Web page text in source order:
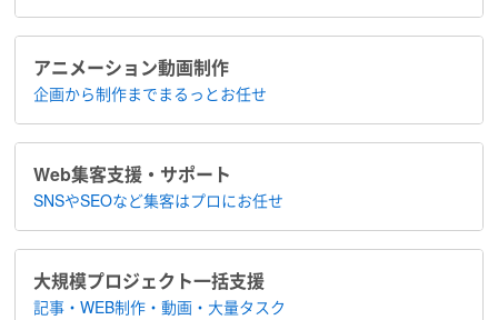
アニメーション​動画制作
企画から制作まで​まるっとお任せ
Web集客支援・サポート
SNSやSEOなど集客は​プロにお任せ
大規模プロジェクト​一括支援
記事・WEB制作・動画・大量タスク